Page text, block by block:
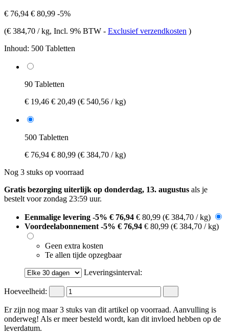
€ 76,94 € 80,99 -5%
(€ 384,70 / kg, Incl. 9% BTW - Exclusief verzendkosten )
Inhoud: 500 Tabletten
90 Tabletten
€ 19,46 € 20,49 (€ 540,56 / kg)
500 Tabletten
€ 76,94 € 80,99 (€ 384,70 / kg)
Nog 3 stuks op voorraad
Gratis bezorging uiterlijk op donderdag, 13. augustus als je
bestelt voorzondag 23:59 uur.
Eenmalige levering -5% € 76,94 € 80,99 (€ 384,70 / kg)
Voordeelabonnement -5% € 76,94 € 80,99 (€ 384,70 / kg)
Geen extra kosten
Te allen tijde opzegbaar
Leveringsinterval:
Hoeveelheid:
Er zijn nog maar 3 stuks van dit artikel op voorraad. Aanvulling is
onderweg! Als er meer besteld wordt, kan dit invloed hebben op de
leverdatum.